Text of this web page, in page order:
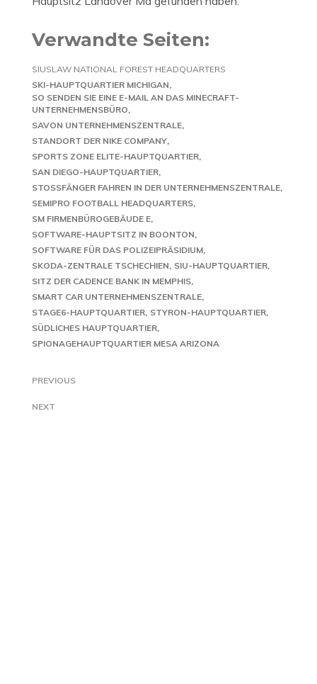
Verwandte Seiten:
SIUSLAW NATIONAL FOREST HEADQUARTERS
SKI-HAUPTQUARTIER MICHIGAN
SO SENDEN SIE EINE E-MAIL AN DAS MINECRAFT-
UNTERNEHMENSBÜRO
SAVON UNTERNEHMENSZENTRALE
STANDORT DER NIKE COMPANY
SPORTS ZONE ELITE-HAUPTQUARTIER
SAN DIEGO-HAUPTQUARTIER
STOSSFÄNGER FAHREN IN DER UNTERNEHMENSZENTRALE
SEMIPRO FOOTBALL HEADQUARTERS
SM FIRMENBÜROGEBÄUDE E
SOFTWARE-HAUPTSITZ IN BOONTON
SOFTWARE FÜR DAS POLIZEIPRÄSIDIUM
SKODA-ZENTRALE TSCHECHIEN SIU-HAUPTQUARTIER
SITZ DER CADENCE BANK IN MEMPHIS
SMART CAR UNTERNEHMENSZENTRALE
STAGE6-HAUPTQUARTIER STYRON-HAUPTQUARTIER
SÜDLICHES HAUPTQUARTIER
SPIONAGEHAUPTQUARTIER MESA ARIZONA
PREVIOUS
NEXT